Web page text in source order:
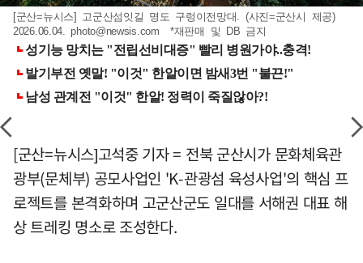
[군산=뉴시스] 고군산섬잇길 명도 구렁이전망대. (사진=군산시 제공)
2026.06.04.photo@newsis.com *재판매 및 DB 금지
[군산=뉴시스]고석중 기자 = 전북 군산시가 문화체육관
광부(문체부) 공모사업인 'K-관광섬 육성사업'의 핵심 프
로젝트를 본격화하며 고군산군도 일대를 서해권 대표 해
상 트레킹 명소로 조성한다.